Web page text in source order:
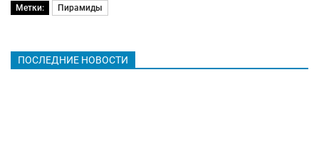
Метки: Пирамиды
ПОСЛЕДНИЕ НОВОСТИ